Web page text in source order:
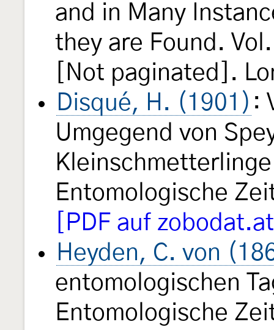
and in Many
they are Found.
[Not paginated].
Disqué, H. (1901) :
Umgegend von
Entomologische
[PDF auf
Heyden, C. von
entomologischen
Entomologische